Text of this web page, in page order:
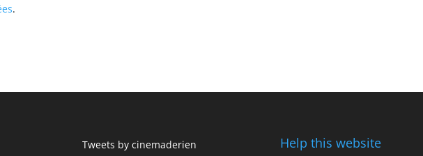
.
Tweets by cinemaderien Help this website